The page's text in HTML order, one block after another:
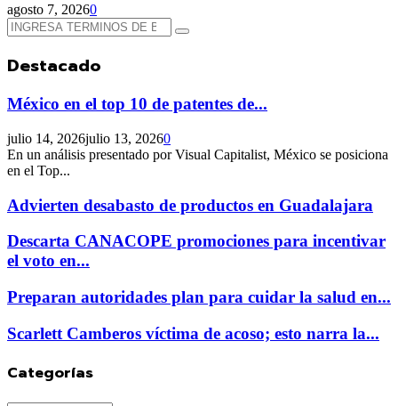
agosto 7, 20260
Búsqueda
de:
Búsqueda
Destacado
México en el top 10 de patentes de...
julio 14, 2026julio 13, 20260
En un análisis presentado por Visual Capitalist, México se posiciona
en el Top...
Advierten desabasto de productos en Guadalajara
Descarta CANACOPE promociones para incentivar
el voto en...
Preparan autoridades plan para cuidar la salud en...
Scarlett Camberos víctima de acoso; esto narra la...
Categorías